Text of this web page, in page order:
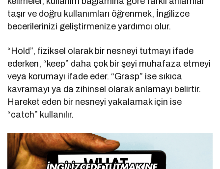
taşır ve doğru kullanımları öğrenmek, İngilizce
becerilerinizi geliştirmenize yardımcı olur.
“Hold”, fiziksel olarak bir nesneyi tutmayı ifade
ederken, “keep” daha çok bir şeyi muhafaza etmeyi
veya korumayı ifade eder. “Grasp” ise sıkıca
kavramayı ya da zihinsel olarak anlamayı belirtir.
Hareket eden bir nesneyi yakalamak için ise
“catch” kullanılır.